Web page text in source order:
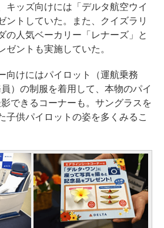
キッズ向けには「デルタ航空ウイ
ントしていた。また、クイズラリ
の人気ベーカリー「レナーズ」と
ゼントも実施していた。
けにはパイロット（運航乗務
）の制服を着用して、本物のパイ
できるコーナーも。サングラスを
子供パイロットの姿を多くみるこ